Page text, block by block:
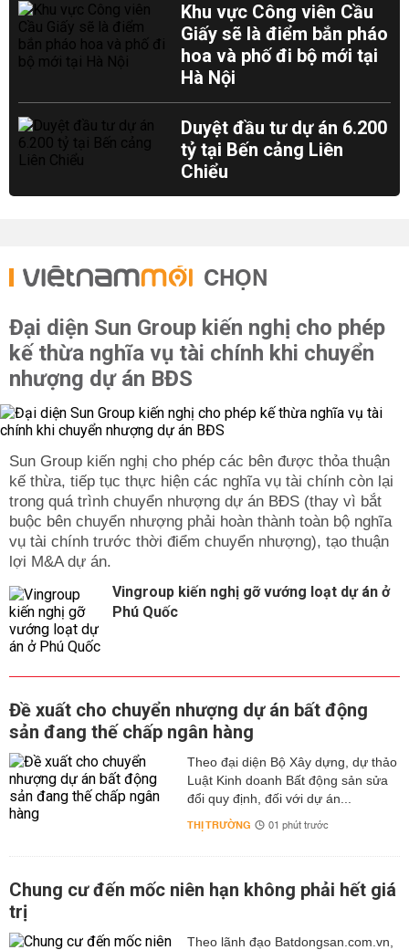
Khu vực Công viên Cầu
Giấy sẽ là điểm bắn pháo
hoa và phố đi bộ mới tại
Hà Nội
Duyệt đầu tư dự án 6.200
tỷ tại Bến cảng Liên
Chiểu
CHỌN
Đại diện Sun Group kiến nghị cho phép
kế thừa nghĩa vụ tài chính khi chuyển
nhượng dự án BĐS
Sun Group kiến nghị cho phép các bên được thỏa thuận
kế thừa, tiếp tục thực hiện các nghĩa vụ tài chính còn lại
trong quá trình chuyển nhượng dự án BĐS (thay vì bắt
buộc bên chuyển nhượng phải hoàn thành toàn bộ nghĩa
vụ tài chính trước thời điểm chuyển nhượng), tạo thuận
lợi M&A dự án.
Vingroup kiến nghị gỡ vướng loạt dự án ở
Phú Quốc
Đề xuất cho chuyển nhượng dự án bất động
sản đang thế chấp ngân hàng
Theo đại diện Bộ Xây dựng, dự thảo
Luật Kinh doanh Bất động sản sửa
đổi quy định, đối với dự án...
THỊ TRƯỜNG 01 phút trước
Chung cư đến mốc niên hạn không phải hết giá
trị
Theo lãnh đạo Batdongsan.com.vn,